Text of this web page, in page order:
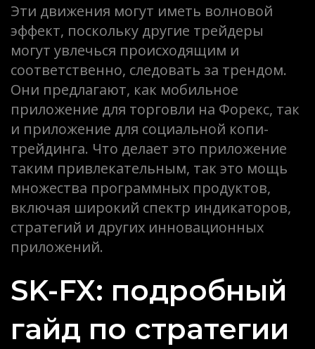
Эти движения могут иметь волновой
эффект, поскольку другие трейдеры
могут увлечься происходящим и
соответственно, следовать за трендом.
Они предлагают, как мобильное
приложение для торговли на Форекс, так
и приложение для социальной копи-
трейдинга. Что делает это приложение
таким привлекательным, так это мощь
множества программных продуктов,
включая широкий спектр индикаторов,
стратегий и других инновационных
приложений.
SK-FX: подробный
гайд по стратегии